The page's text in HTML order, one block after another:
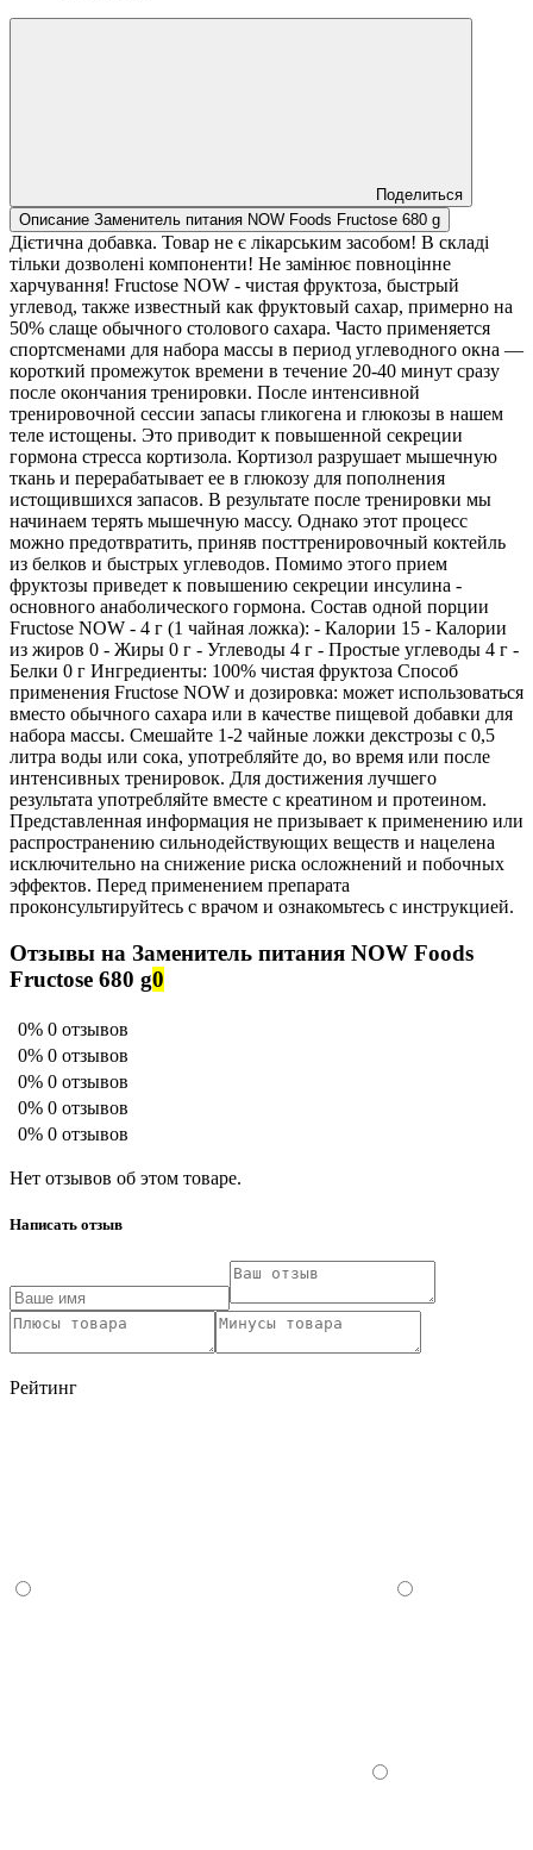
Поделиться
Описание Заменитель питания NOW Foods Fructose 680 g
Дієтична добавка. Товар не є лікарським засобом! В складі
тільки дозволені компоненти! Не замінює повноцінне
харчування! Fructose NOW - чистая фруктоза, быстрый
углевод, также известный как фруктовый сахар, примерно на
50% слаще обычного столового сахара. Часто применяется
спортсменами для набора массы в период углеводного окна —
короткий промежуток времени в течение 20-40 минут сразу
после окончания тренировки. После интенсивной
тренировочной сессии запасы гликогена и глюкозы в нашем
теле истощены. Это приводит к повышенной секреции
гормона стресса кортизола. Кортизол разрушает мышечную
ткань и перерабатывает ее в глюкозу для пополнения
истощившихся запасов. В результате после тренировки мы
начинаем терять мышечную массу. Однако этот процесс
можно предотвратить, приняв посттренировочный коктейль
из белков и быстрых углеводов. Помимо этого прием
фруктозы приведет к повышению секреции инсулина -
основного анаболического гормона. Состав одной порции
Fructose NOW - 4 г (1 чайная ложка): - Калории 15 - Калории
из жиров 0 - Жиры 0 г - Углеводы 4 г - Простые углеводы 4 г -
Белки 0 г Ингредиенты: 100% чистая фруктоза Способ
применения Fructose NOW и дозировка: может использоваться
вместо обычного сахара или в качестве пищевой добавки для
набора массы. Смешайте 1-2 чайные ложки декстрозы с 0,5
литра воды или сока, употребляйте до, во время или после
интенсивных тренировок. Для достижения лучшего
результата употребляйте вместе с креатином и протеином.
Представленная информация не призывает к применению или
распространению сильнодействующих веществ и нацелена
исключительно на снижение риска осложнений и побочных
эффектов. Перед применением препарата
проконсультируйтесь с врачом и ознакомьтесь с инструкцией.
Отзывы на Заменитель питания NOW Foods
Fructose 680 g0
0% 0 отзывов
0% 0 отзывов
0% 0 отзывов
0% 0 отзывов
0% 0 отзывов
Нет отзывов об этом товаре.
Написать отзыв
Рейтинг